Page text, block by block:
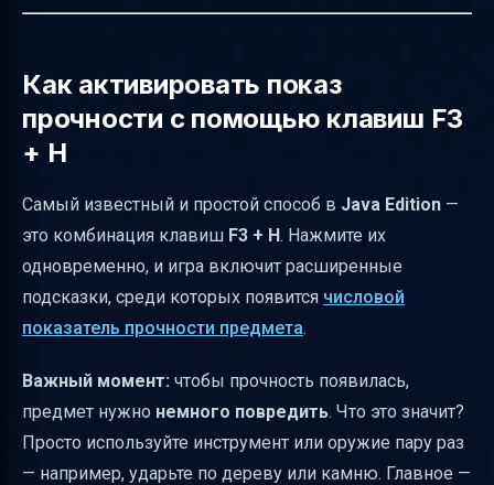
Как понять, что метод сработал
Как убрать интерфейс прочности
Возможные проблемы и их решение
Итоговая таблица способов просмотра
прочности
Как активировать показ
прочности с помощью клавиш F3
+ H
Самый известный и простой способ в Java Edition —
это комбинация клавиш F3 + H. Нажмите их
одновременно, и игра включит расширенные
подсказки, среди которых появится числовой
показатель прочности предмета.
Важный момент: чтобы прочность появилась,
предмет нужно немного повредить. Что это значит?
Просто используйте инструмент или оружие пару раз
— например, ударьте по дереву или камню. Главное —